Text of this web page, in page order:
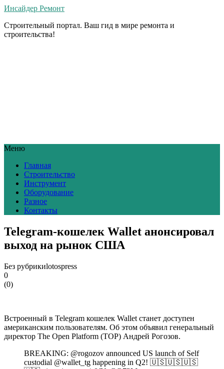
Инсайдер Ремонт
Строительный портал. Ваш гид в мире ремонта и
строительства!
Меню
Главная
Строительство
Инструмент
Оборудование
Разное
Контакты
Telegram-кошелек Wallet анонсировал
выход на рынок США
Без рубрикиlotospress
0
(0)
Встроенный в Telegram кошелек Wallet станет доступен
американским пользователям. Об этом объявил генеральный
директор The Open Platform (TOP) Андрей Рогозов.
BREAKING: @rogozov announced US launch of Self
custodial @wallet_tg happening in Q2! 🇺🇸🇺🇸🇺🇸